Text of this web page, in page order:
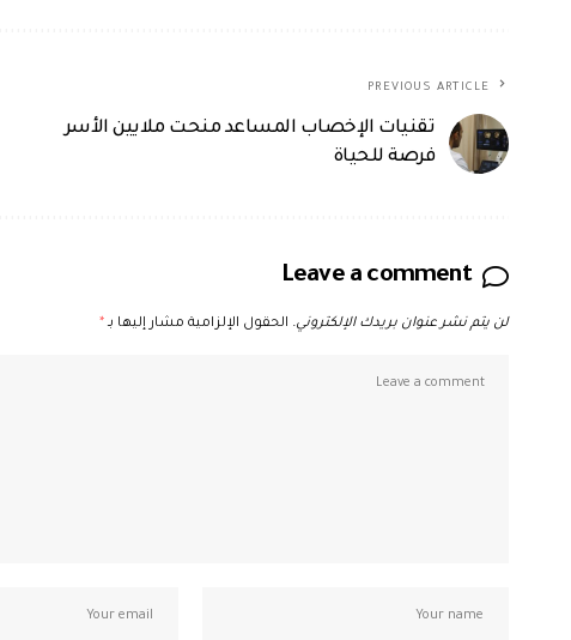
PREVIOUS ARTICLE
تقنيات الإخصاب المساعد منحت ملايين الأسر
فرصة للحياة
Leave a comment
لن يتم نشر عنوان بريدك الإلكتروني. الحقول الإلزامية مشار إليها بـ*